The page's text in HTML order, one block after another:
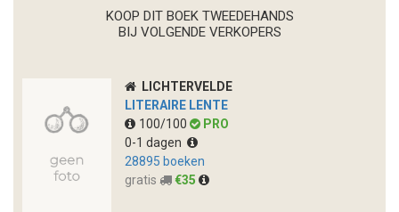
KOOP DIT BOEK TWEEDEHANDS
BIJ VOLGENDE VERKOPERS
LICHTERVELDE
LITERAIRE LENTE
100/100
PRO
0-1 dagen
28895 boeken
gratis
€35